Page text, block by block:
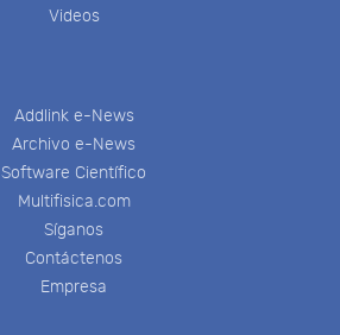
Videos
Addlink e-News
Archivo e-News
Software Científico
Multifisica.com
Síganos
Contáctenos
Empresa